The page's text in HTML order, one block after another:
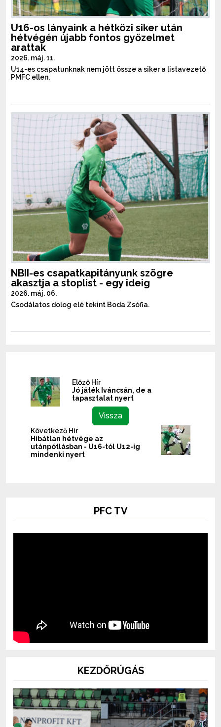
U16-os lányaink a hétközi siker után
hétvégén újabb fontos győzelmet
arattak
2026. máj. 11.
U14-es csapatunknak nem jött össze a siker a listavezető
PMFC ellen.
NBII-es csapatkapitányunk szögre
akasztja a stoplist - egy ideig
2026. máj. 06.
Csodálatos dolog elé tekint Boda Zsófia.
Előző Hír
Jó játék Iváncsán, de a
tapasztalat nyert
Vissza
Következő Hír
Hibátlan hétvége az
utánpótlásban - U16-tól U12-ig
mindenki nyert
PFC TV
KEZDŐRÚGÁS